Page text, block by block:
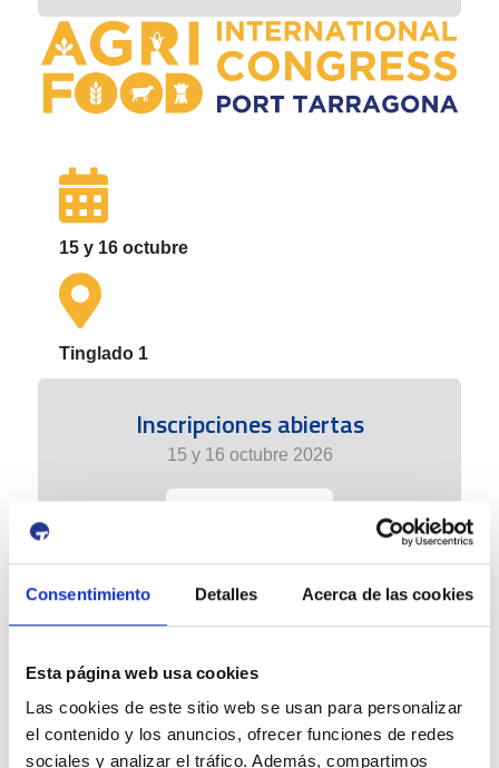
Consentimiento Detalles Acerca de las cookies
Esta página web usa cookies
Las cookies de este sitio web se usan para personalizar
el contenido y los anuncios, ofrecer funciones de redes
sociales y analizar el tráfico. Además, compartimos
15 y 16 octubre
Tinglado 1
Inscripciones abiertas
15 y 16 octubre 2026